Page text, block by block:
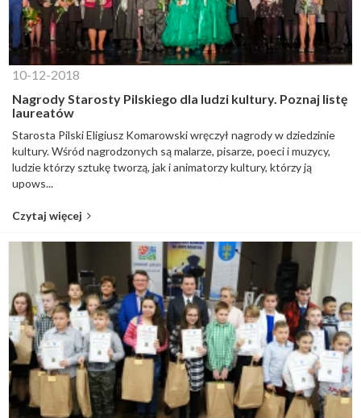
10-12-2018
Nagrody Starosty Pilskiego dla ludzi kultury. Poznaj listę
laureatów
Starosta Pilski Eligiusz Komarowski wręczył nagrody w dziedzinie
kultury. Wśród nagrodzonych są malarze, pisarze, poeci i muzycy,
ludzie którzy sztukę tworzą, jak i animatorzy kultury, którzy ją
upows...
Czytaj więcej